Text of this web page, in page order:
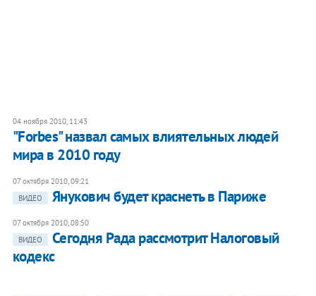
04 ноября 2010, 11:43
"Forbes" назвал самых влиятельных людей
мира в 2010 году
07 октября 2010, 09:21
ВИДЕО
Янукович будет краснеть в Париже
07 октября 2010, 08:50
ВИДЕО
Сегодня Рада рассмотрит Налоговый
кодекс